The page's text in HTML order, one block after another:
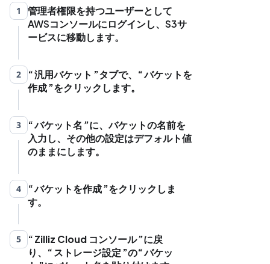
1
管理者権限を持つユーザーとして
AWSコンソールにログインし、S3サ
ービスに移動します。
2 汎用バケット タブで、
バケットを
作成 をクリックします。
3 バケット名
に、バケットの名前を
入力し、その他の設定はデフォルト値
のままにします。
4 バケットを作成 をクリックしま
す。
5 Zilliz Cloud コンソール に戻
り、
ストレージ設定 の バケッ